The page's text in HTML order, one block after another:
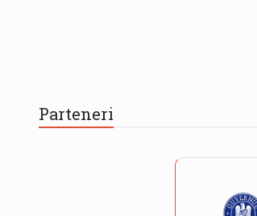
Parteneri